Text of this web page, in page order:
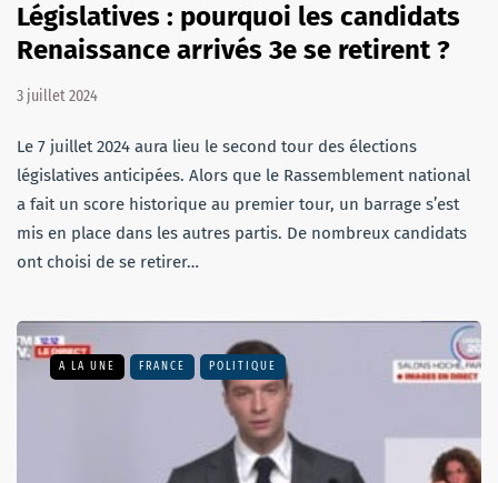
Législatives : pourquoi les candidats
Renaissance arrivés 3e se retirent ?
3 juillet 2024
Le 7 juillet 2024 aura lieu le second tour des élections
législatives anticipées. Alors que le Rassemblement national
a fait un score historique au premier tour, un barrage s’est
mis en place dans les autres partis. De nombreux candidats
ont choisi de se retirer…
A LA UNE FRANCE POLITIQUE